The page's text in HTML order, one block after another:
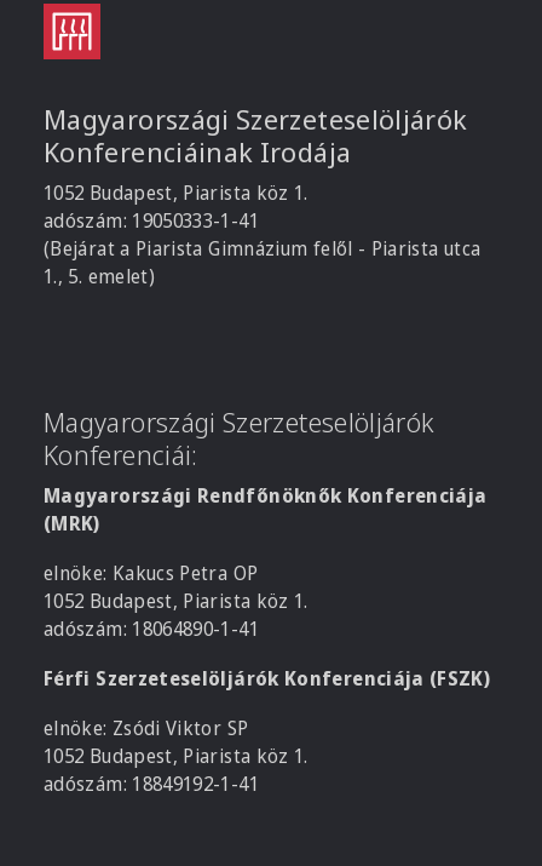
Magyarországi Szerzeteselöljárók
Konferenciáinak Irodája
1052 Budapest, Piarista köz 1.
adószám: 19050333-1-41
(Bejárat a Piarista Gimnázium felől - Piarista utca
1., 5. emelet)
Magyarországi Szerzeteselöljárók
Konferenciái:
Magyarországi Rendfőnöknők Konferenciája
(MRK)
elnöke: Kakucs Petra OP
1052 Budapest, Piarista köz 1.
adószám: 18064890-1-41
Férfi Szerzeteselöljárók Konferenciája (FSZK)
elnöke: Zsódi Viktor SP
1052 Budapest, Piarista köz 1.
adószám: 18849192-1-41